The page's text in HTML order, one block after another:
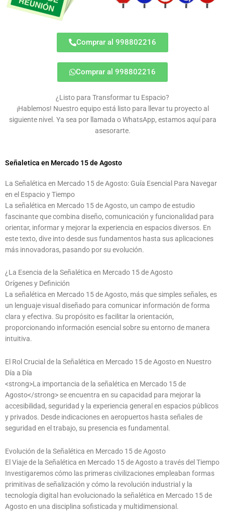
Comprar al 998802216
Comprar al 998802216
¿Listo para Transformar tu Espacio?
¡Hablemos! Nuestro equipo está listo para llevar tu proyecto al
siguiente nivel. Ya sea por llamada o WhatsApp, estamos aquí para
asesorarte.
Señaletica en Mercado 15 de Agosto
La Señalética en Mercado 15 de Agosto: Guía Esencial Para Navegar
en el Espacio y Tiempo
La señalética en Mercado 15 de Agosto, un campo de estudio
fascinante que combina diseño, comunicación y funcionalidad para
orientar, informar y mejorar la experiencia en espacios diversos. En
este texto, dive into desde sus fundamentos hasta sus aplicaciones
más innovadoras, pasando por su evolución.
¿La Esencia de la Señalética en Mercado 15 de Agosto
Orígenes y Definición
La señalética en Mercado 15 de Agosto, más que simples señales, es
un lenguaje visual diseñado para comunicar información de forma
clara y efectiva. Su propósito es facilitar la orientación,
proporcionando información esencial sobre su entorno de manera
intuitiva.
El Rol Crucial de la Señalética en Mercado 15 de Agosto en Nuestro
Día a Día
<strong>La importancia de la señalética en Mercado 15 de
Agosto</strong> se encuentra en su capacidad para mejorar la
accesibilidad, seguridad y la experiencia general en espacios públicos
y privados. Desde indicaciones en aeropuertos hasta señales de
seguridad en el trabajo, su presencia es fundamental.
Evolución de la Señalética en Mercado 15 de Agosto
El Viaje de la Señalética en Mercado 15 de Agosto a través del Tiempo
Investigaremos cómo las primeras civilizaciones empleaban formas
primitivas de señalización y cómo la revolución industrial y la
tecnología digital han evolucionado la señalética en Mercado 15 de
Agosto en una disciplina sofisticada y multidimensional.